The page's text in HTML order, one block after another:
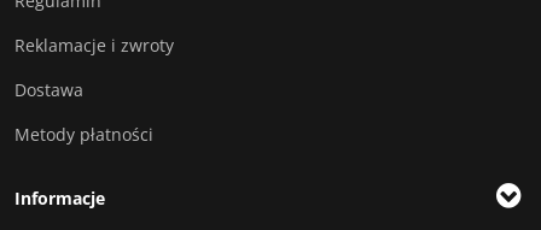
Reklamacje i zwroty
Dostawa
Metody płatności
Informacje